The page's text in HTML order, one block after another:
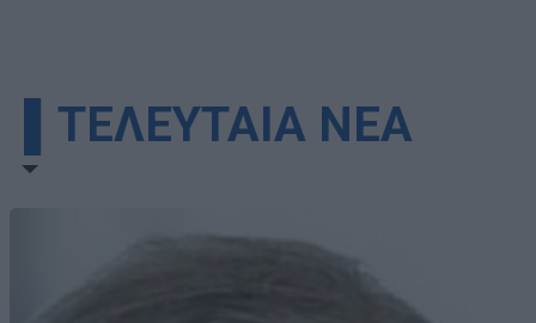
▌ΤΕΛΕΥΤΑΙΑ ΝΕΑ